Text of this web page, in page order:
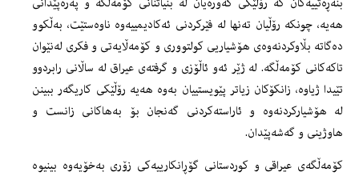
هەیە، چونکە رۆڵیان تەنها لە فێرکردنی ئەکادیمییەوە ناوەستێت، بەڵکوو
دەگاتە بڵاوکردنەوەی هۆشیاریی کولتووری و کۆمەڵایەتی و فکری لەنێوان
تاکەکانی کۆمەڵگە. لە ژێر ئەو ئاڵۆزی و گرفتەی عیراق لە ساڵانی رابردوو
تێیدا ژیاوە، زانکۆکان زیاتر پێویستییان بەوە هەیە رۆڵێکی کاریگەر ببینن
لە هۆشیارکردنەوە و ئاراستەکردنی گەنجان بۆ بەهاکانی زانست و
هاوژینی و گەشەپێدان.
کۆمەڵگەی عیراقی و کوردستانی گۆڕانکارییەکی زۆری بەخۆیەوە بینیوە